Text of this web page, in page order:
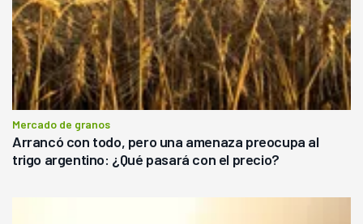
Mercado de granos
Arrancó con todo, pero una amenaza preocupa al
trigo argentino: ¿Qué pasará con el precio?